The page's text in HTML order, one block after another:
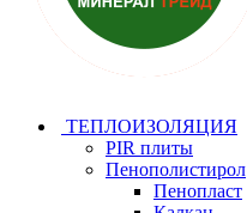
ТЕПЛОИЗОЛЯЦИЯ
PIR плиты
Пенополистирол
Пенопласт